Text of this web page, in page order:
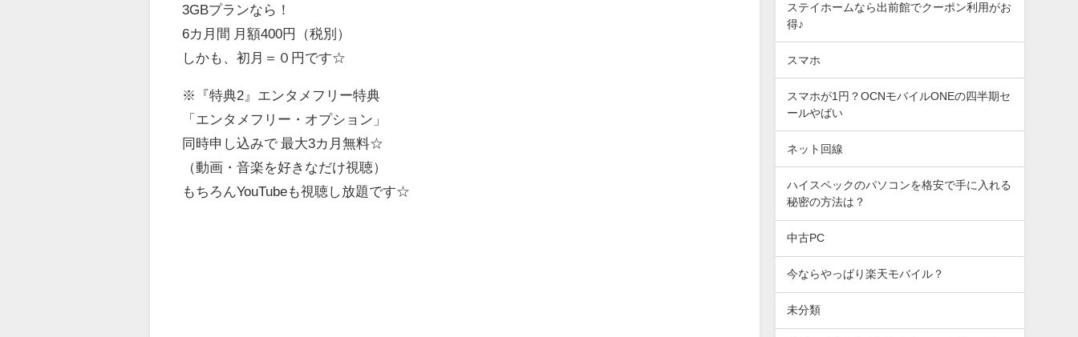
3GBプランなら！
6カ月間 月額400円（税別）
しかも、初月＝０円です☆
※『特典2』エンタメフリー特典
「エンタメフリー・オプション」
同時申し込みで 最大3カ月無料☆
（動画・音楽を好きなだけ視聴）
もちろんYouTubeも視聴し放題です☆
ステイホームなら出前館でクーポン利用がお
得♪
スマホ
スマホが1円？OCNモバイルONEの四半期セ
ールやばい
ネット回線
ハイスペックのパソコンを格安で手に入れる
秘密の方法は？
中古PC
今ならやっぱり楽天モバイル？
未分類